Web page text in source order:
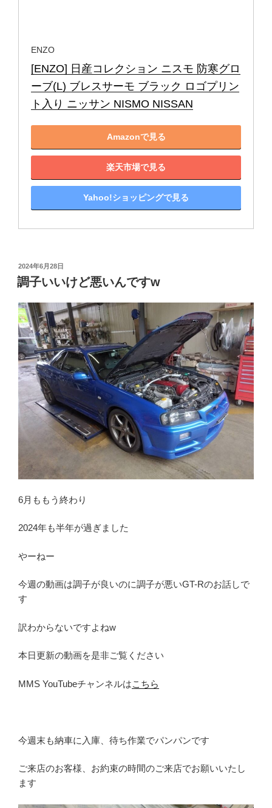
ENZO
[ENZO] 日産コレクション ニスモ 防寒グロ
ーブ(L) ブレスサーモ ブラック ロゴプリン
ト入り ニッサン NISMO NISSAN
Amazonで見る
楽天市場で見る
Yahoo!ショッピングで見る
投
稿
日:
2024年6月28日
調子いいけど悪いんですw
6月ももう終わり
2024年も半年が過ぎました
やーねー
今週の動画は調子が良いのに調子が悪いGT-Rのお話しで
す
訳わからないですよねw
本日更新の動画を是非ご覧ください
MMS YouTubeチャンネルはこちら
今週末も納車に入庫、待ち作業でパンパンです
ご来店のお客様、お約束の時間のご来店でお願いいたし
ます